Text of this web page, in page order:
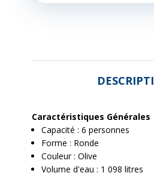
Caractéristiques Générales
Capacité : 6 personnes
Forme : Ronde
Couleur : Olive
Volume d'eau : 1 098 litres